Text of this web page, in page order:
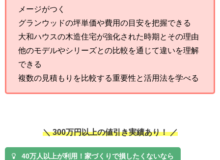
メージがつく
グランウッドの坪単価や費用の目安を把握できる
大和ハウスの木造住宅が強化された時期とその理由
他のモデルやシリーズとの比較を通じて違いを理解
できる
複数の見積もりを比較する重要性と活用法を学べる
＼ 300万円以上の値引き実績あり！ ／
40万人以上が利用！家づくりで損したくないなら